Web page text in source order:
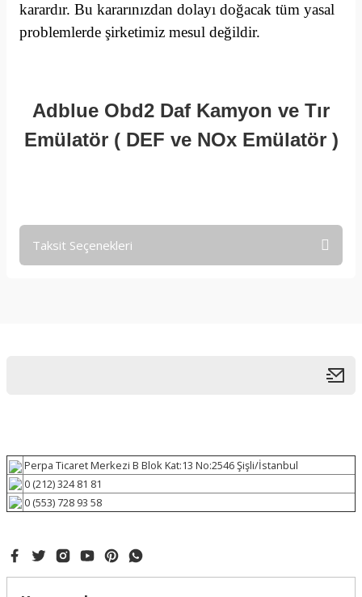
karardır. Bu kararınızdan dolayı doğacak tüm yasal
problemlerde şirketimiz mesul değildir.
Adblue Obd2 Daf Kamyon ve Tır
Emülatör ( DEF ve NOx Emülatör )
Taksit Seçenekleri
Perpa Ticaret Merkezi B Blok Kat:13 No:2546 Şişli/İstanbul
0 (212) 324 81 81
0 (553) 728 93 58